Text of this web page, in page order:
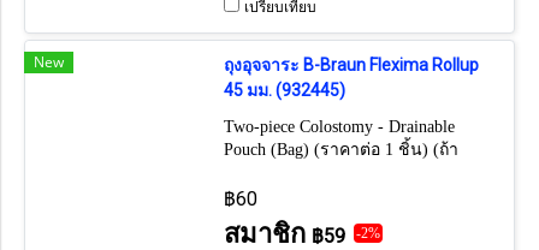
เปรียบเทียบ
New
ถุงอุจจาระ B-Braun Flexima Rollup
45 มม. (932445)
Two-piece Colostomy - Drainable
Pouch (Bag) (ราคาต่อ 1 ชิ้น) (ถ้า
฿60
สมาชิก ฿59 -2%